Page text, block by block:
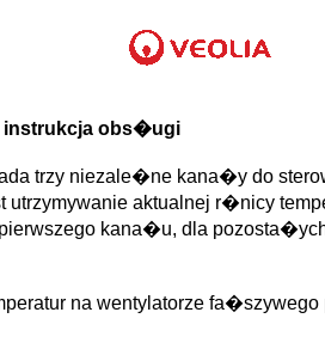
instrukcja obs�ugi
trzy niezale�ne kana�y do
utrzymywanie aktualnej r�nicy
kana�u, dla
na wentylatorze fa�szywego